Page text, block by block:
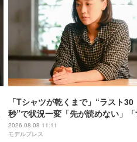
「Tシャツが乾くまで」“ラスト30
秒”で状況一変「先が読めない」「
いタイミング」と視聴者騒然【ネタ
レあり】
2026.08.08 11:11
モデルプレス